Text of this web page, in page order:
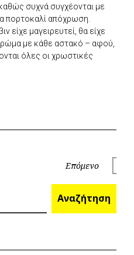
συχνά συγχέονται με
πορτοκαλί απόχρωση.
είχε μαγειρευτεί, θα είχε
με κάθε αστακό – αφού,
όλες οι χρωστικές
Επόμενο
Αναζήτηση